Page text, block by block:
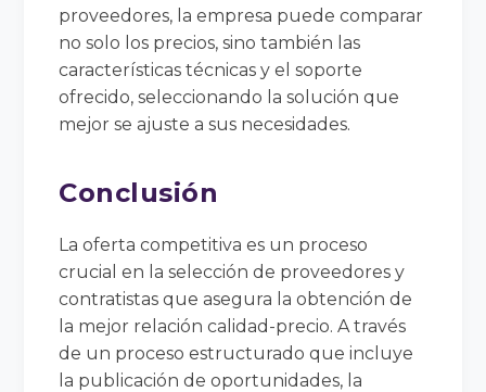
proveedores, la empresa puede comparar
no solo los precios, sino también las
características técnicas y el soporte
ofrecido, seleccionando la solución que
mejor se ajuste a sus necesidades.
Conclusión
La oferta competitiva es un proceso
crucial en la selección de proveedores y
contratistas que asegura la obtención de
la mejor relación calidad-precio. A través
de un proceso estructurado que incluye
la publicación de oportunidades, la